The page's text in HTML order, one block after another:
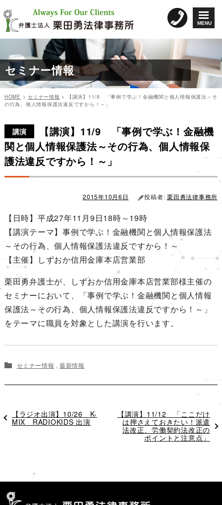
MENU
ン
テ
ン
へ
ス
キ
ッ
プ
セミナー情報
HOME >セミナー情報 >
【講演】11/9 「事例で学ぶ！金融機関と個人情報保護法～そ
の行為、個人情報保護法違反ですから！～」
講演
【講演】11/9 「事例で学ぶ！金融機
関と個人情報保護法～その行為、個人情報保
護法違反ですから！～」
日:
2015年10月6日 投稿者:栗田勇法律事務所
【日時】平成27年11月9日18時～19時
【講演テーマ】事例で学ぶ！金融機関と個人情報保護法
～その行為、個人情報保護法違反ですから！～
【主催】しずおか信用金庫本店営業部
栗田勇弁護士が、しずおか信用金庫本店営業部様主催の
セミナーにおいて、「事例で学ぶ！金融機関と個人情報
保護法～その行為、個人情報保護法違反ですから！～」
をテーマに職員を対象とした講演を行います。
ゴ
リ
ー
セミナー情報 , 最新情報
稿
ナ
ビ
ゲ
ン
過
去
【ラジオ出演】10/26 K-
MIX RADIOKIDS 出演
次
の
投
【講演】11/12 「ここだけ
は押さえておきたい！派遣
法改正、労働契約法改正の
ポイントと注意点」